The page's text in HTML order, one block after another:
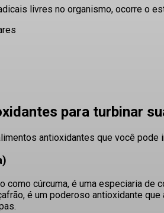
livres no organismo, ocorre o
para turbinar
antioxidantes que você pode
como cúrcuma, é uma especiaria
é um poderoso antioxidante